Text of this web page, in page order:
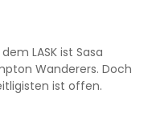
LASK ist Sasa
Wanderers. Doch
ist offen.